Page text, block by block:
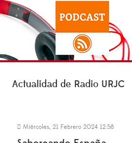
Actualidad de Radio URJC
Miércoles, 21 Febrero 2024 12:58